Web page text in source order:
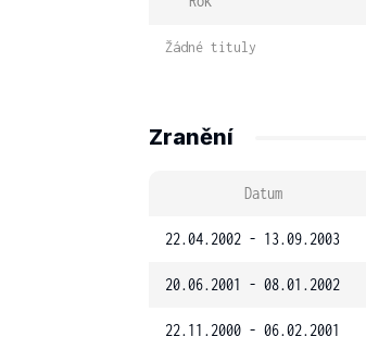
Žádné tituly
Zranění
Datum
22.04.2002 - 13.09.2003
20.06.2001 - 08.01.2002
22.11.2000 - 06.02.2001